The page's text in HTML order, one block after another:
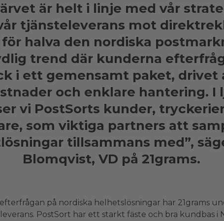
är helt i linje med vår
tjänsteleverans mot
halva den nordiska
trend där kunderna
i ett gemensamt paket, drivet
och enklare hantering. I
vi PostSorts kunder,
som viktiga partners att
tillsammans med”,
Blomqvist, VD på 21grams.
på nordiska helhetslösningar har 21grams
PostSort har ett starkt fäste och bra kundbas